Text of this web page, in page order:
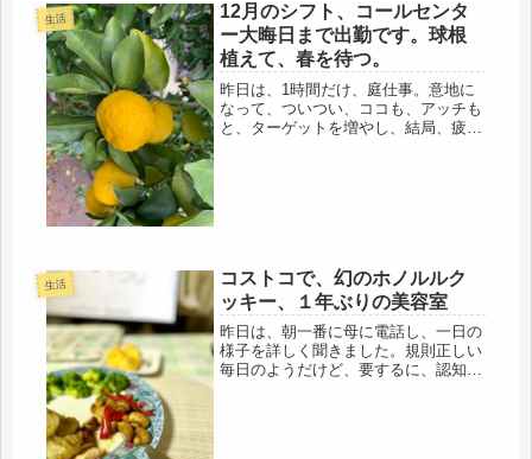
い。...
生活
12月のシフト、コールセンタ
ー大晦日まで出勤です。球根
植えて、春を待つ。
昨日は、1時間だけ、庭仕事。意地に
なって、ついつい、ココも、アッチも
と、ターゲットを増やし、結局、疲れ
生活
コストコで、幻のホノルルク
ッキー、１年ぶりの美容室
昨日は、朝一番に母に電話し、一日の
様子を詳しく聞きました。規則正しい
毎日のようだけど、要するに、認知症